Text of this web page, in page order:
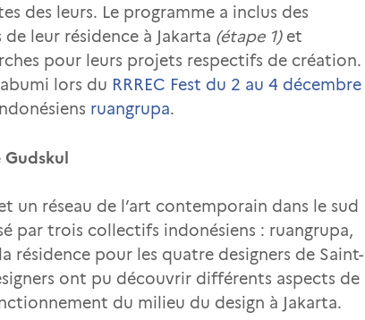
des leurs. Le programme a inclus des
leur résidence à Jakarta (étape 1)et
pour leurs projets respectifs de création.
lors du RRREC Fest du 2 au 4 décembre
ruangrupa.
Gudskul
réseau de l’art contemporain dans le sud
par trois collectifs indonésiens : ruangrupa,
résidence pour les quatre designers de Saint-
ont pu découvrir différents aspects de
du milieu du design à Jakarta.